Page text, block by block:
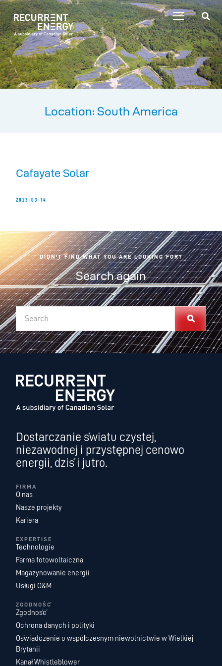
Location: South America
Cafayate Solar
2023-03-14
DIDN'T FIND WHAT YOU ARE LOOKING FOR?
Search again
Dostarczanie światu czystej,
niezawodnej i przystępnej cenowo
energii, dziś i jutro.
FIRMA
O nas
Nasze projekty
Kariera
EXPERTISE
Technologie
Farma fotowoltaiczna
Magazynowanie energii
Usługi O&M
ZGODNOŚĆ
Zgodność
Ochrona danych i polityki
Oświadczenie o współczesnym niewolnictwie w Wielkiej
Brytanii
Kanał Whistleblower